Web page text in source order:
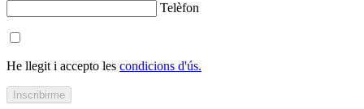
Telèfon
He llegit i accepto les condicions d'ús.